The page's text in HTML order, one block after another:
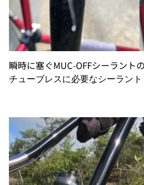
瞬時に塞ぐMUC-OFFシーラント
チューブレスに必要なシーラント